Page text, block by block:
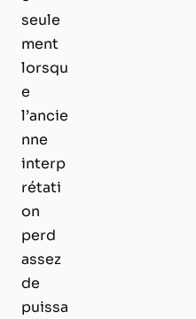
seule
ment
lorsqu
e
l’ancie
nne
interp
rétati
on
perd
assez
de
puissa